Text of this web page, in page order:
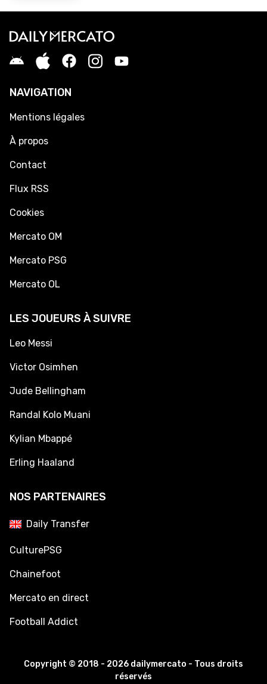
NAVIGATION
Mentions légales
À propos
Contact
Flux RSS
Cookies
Mercato OM
Mercato PSG
Mercato OL
LES JOUEURS À SUIVRE
Leo Messi
Victor Osimhen
Jude Bellingham
Randal Kolo Muani
Kylian Mbappé
Erling Haaland
NOS PARTENAIRES
Daily Transfer
CulturePSG
Chainefoot
Mercato en direct
Football Addict
Copyright © 2018 - 2026 dailymercato - Tous droits
réservés